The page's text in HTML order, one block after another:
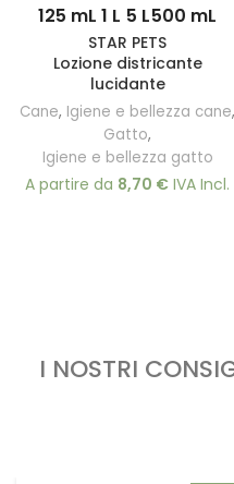
125 mL 1 L 5 L500 mL
STAR PETS
Lozione districante
lucidante
Cane, Igiene e bellezza cane,
Gatto,
Igiene e bellezza gatto
A partire da 8,70 € IVA Incl.
I NOSTRI